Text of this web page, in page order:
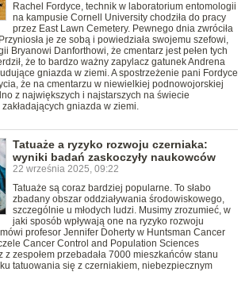
Rachel Fordyce, technik w laboratorium entomologii
na kampusie Cornell University chodziła do pracy
przez East Lawn Cemetery. Pewnego dnia zwróciła
je ze sobą i powiedziała swojemu szefowi,
Bryanowi Danforthowi, że cmentarz jest pełen tych
że to bardzo ważny zapylacz gatunek Andrena
gniazda w ziemi. A spostrzeżenie pani Fordyce
że na cmentarzu w niewielkiej podnowojorskiej
z największych i najstarszych na świecie
gniazda w ziemi.
Tatuaże a ryzyko rozwoju czerniaka:
wyniki badań zaskoczyły naukowców
22 września 2025, 09:22
Tatuaże są coraz bardziej popularne. To słabo
zbadany obszar oddziaływania środowiskowego,
szczególnie u młodych ludzi. Musimy zrozumieć, w
jaki sposób wpływają one na ryzyko rozwoju
profesor Jennifer Doherty w Huntsman Cancer
Cancer Control and Population Sciences
z zespołem przebadała 7000 mieszkańców stanu
tatuowania się z czerniakiem, niebezpiecznym